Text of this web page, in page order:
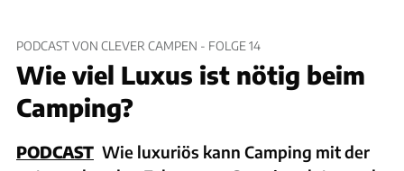
PODCAST VON CLEVER CAMPEN - FOLGE 14
Wie viel Luxus ist nötig beim
Camping?
PODCAST Wie luxuriös kann Camping mit der